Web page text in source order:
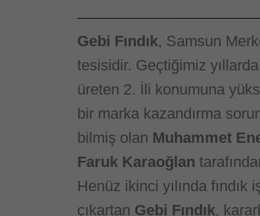
Gebi Fındık, Samsun
tesisidir. Geçtiğimiz
üreten 2. İli konumuna
bir marka kazandırma
bilmiş olan Muhammet
Faruk Karaoğlan
Henüz ikinci yılında
çıkartan Gebi Fındık,